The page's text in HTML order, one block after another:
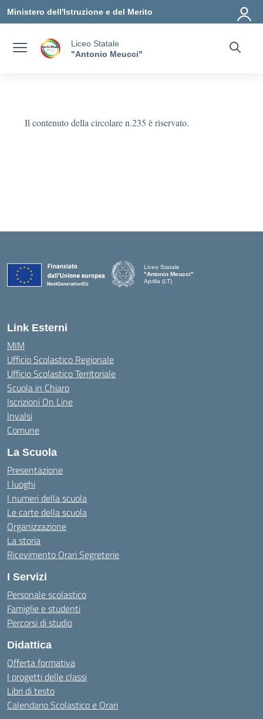
Vai ai contenuti
Vai al menu di navigazione
Vai al footer
Ministero dell'Istruzione e del Merito
Liceo Statale
"Antonio Meucci"
Il contenuto della circolare n.235 è riservato.
Liceo Statale
"Antonio Meucci"
Aprilia (LT)
Link Esterni
MIM
Ufficio Scolastico Regionale
Ufficio Scolastico Territoriale
Scuola in Chiaro
Iscrizioni On Line
Invalsi
Comune
La Scuola
Presentazione
I luoghi
I numeri della scuola
Le carte della scuola
Organizzazione
La storia
Ricevimento Orari Segreterie
I Servizi
Personale scolastico
Famiglie e studenti
Percorsi di studio
Didattica
Offerta formativa
I progetti delle classi
Libri di testo
Calendario Scolastico e Orari